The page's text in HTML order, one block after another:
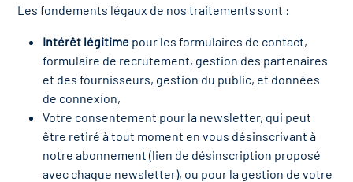
Les fondements légaux de nos traitements sont :
Intérêt légitime pour les formulaires de contact,
formulaire de recrutement, gestion des partenaires
et des fournisseurs, gestion du public, et données
de connexion,
Votre consentement pour la newsletter, qui peut
être retiré à tout moment en vous désinscrivant à
notre abonnement (lien de désinscription proposé
avec chaque newsletter), ou pour la gestion de votre